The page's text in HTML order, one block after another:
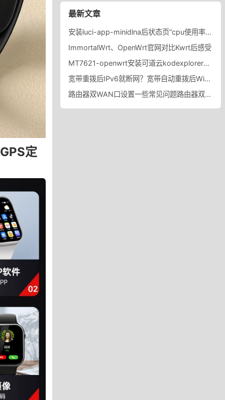
定
最新文章
安装luci-app-minidlna后状态页“cpu使用率“显示虚高，排除过程记录。
ImmortalWrt、OpenWrt官网对比Kwrt后感受
MT7621-openwrt安装可道云kodexplorer轻量化NAS
宽带重拨后IPv6就断网？宽带自动重拨后Win10的IPv6失效
路由器双WAN口设置一些常见问题路由器双WAN口设置踩坑